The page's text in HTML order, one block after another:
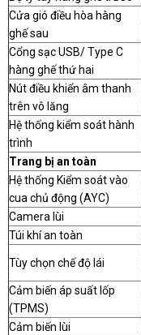
Cửa gió điều hòa hàng
ghế sau
Cổng sạc USB/ Type C
hàng ghế thứ hai
Nút điều khiển âm thanh
trên vô lăng
Hệ thống kiểm soát hành
trình
Trang bị an toàn
Hệ thống Kiểm soát vào
cua chủ động (AYC)
Camera lùi
Túi khí an toàn
Tùy chọn chế độ lái
Cảm biến áp suất lốp
(TPMS)
Cảm biến lùi